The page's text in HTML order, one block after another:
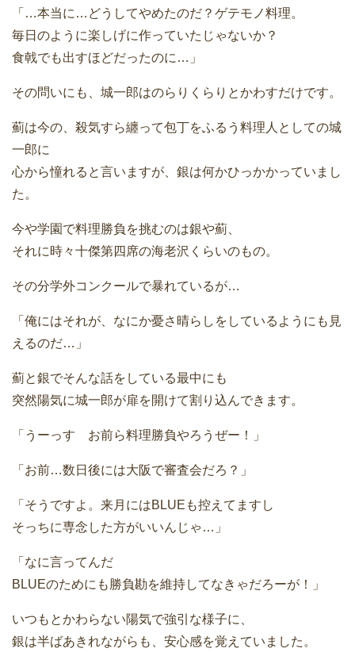
「…本当に…どうしてやめたのだ？ゲテモノ料理。
毎日のように楽しげに作っていたじゃないか？
食戟でも出すほどだったのに…」
その問いにも、城一郎はのらりくらりとかわすだけです。
薊は今の、殺気すら纏って包丁をふるう料理人としての城
一郎に
心から憧れると言いますが、銀は何かひっかかっていまし
た。
今や学園で料理勝負を挑むのは銀や薊、
それに時々十傑第四席の海老沢くらいのもの。
その分学外コンクールで暴れているが…
「俺にはそれが、なにか憂さ晴らしをしているようにも見
えるのだ…」
薊と銀でそんな話をしている最中にも
突然陽気に城一郎が扉を開けて割り込んできます。
「うーっす お前ら料理勝負やろうぜー！」
「お前…数日後には大阪で審査会だろ？」
「そうですよ。来月にはBLUEも控えてますし
そっちに専念した方がいいんじゃ…」
「なに言ってんだ
BLUEのためにも勝負勘を維持してなきゃだろーが！」
いつもとかわらない陽気で強引な様子に、
銀は半ばあきれながらも、安心感を覚えていました。